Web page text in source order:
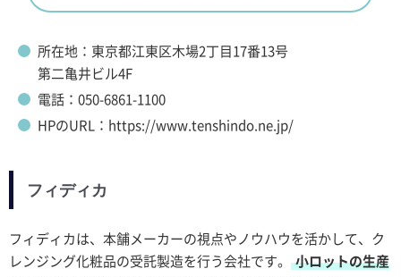
所在地：東京都江東区木場2丁目17番13号
第二亀井ビル4F
電話：050-6861-1100
HPのURL：https://www.tenshindo.ne.jp/
フィディカ
フィディカは、本舗メーカーの視点やノウハウを活かして、ク
レンジング化粧品の受託製造を行う会社です。
小ロットの生産